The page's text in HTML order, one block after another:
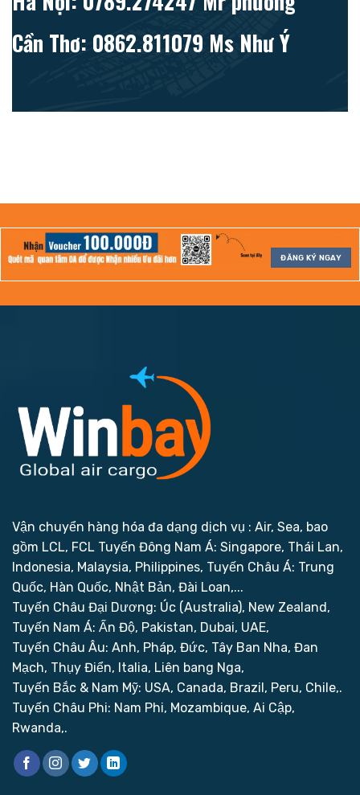
Cần Thơ: 0862.811079 Ms Như Ý
ĐĂNG KÝ NGAY
Vận chuyển hàng hóa đa dạng dịch vụ : Air, Sea, bao
gồm LCL, FCL Tuyến Đông Nam Á: Singapore, Thái Lan,
Indonesia, Malaysia, Philippines, Tuyến Châu Á: Trung
Quốc, Hàn Quốc, Nhật Bản, Đài Loan,...
Tuyến Châu Đại Dương: Úc (Australia), New Zealand,
Tuyến Nam Á: Ấn Độ, Pakistan, Dubai, UAE,
Tuyến Châu Âu: Anh, Pháp, Đức, Tây Ban Nha, Đan
Mạch, Thụy Điển, Italia, Liên bang Nga,
Tuyến Bắc & Nam Mỹ: USA, Canada, Brazil, Peru, Chile,.
Tuyến Châu Phi: Nam Phi, Mozambique, Ai Cập,
Rwanda,.